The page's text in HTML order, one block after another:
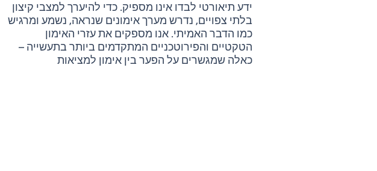
ידע תיאורטי לבדו אינו מספיק. כדי להיערך למצבי קיצון
בלתי צפויים, נדרש מערך אימונים שנראה, נשמע ומרגיש
כמו הדבר האמיתי. אנו מספקים את עזרי האימון
הטקטיים והפירוטכניים המתקדמים ביותר בתעשייה –
כאלה שמגשרים על הפער בין אימון למציאות